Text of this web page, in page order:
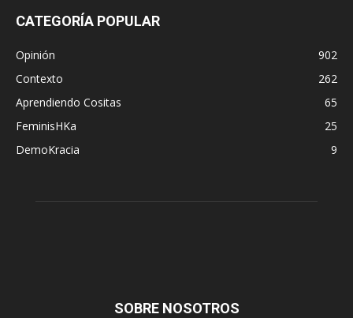
CATEGORÍA POPULAR
Opinión
902
Contexto
262
Aprendiendo Cositas
65
FeminisHKa
25
DemoKracia
9
SOBRE NOSOTROS